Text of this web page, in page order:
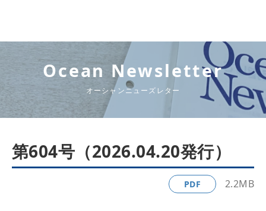
Ocean Newsletter
オーシャンニューズレター
第604号（2026.04.20発行）
PDF 2.2MB